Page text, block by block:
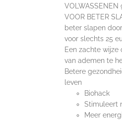
VOLWASSENEN
VOOR BETER
beter slapen
voor slechts 25
Een zachte
van ademen te
Betere
leven
Biohack
Stimuleert
Meer